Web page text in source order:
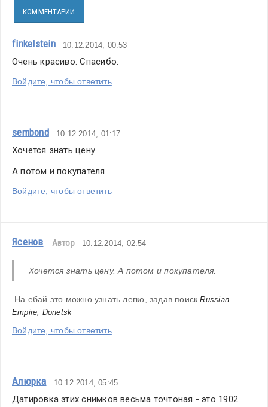
КОММЕНТАРИИ
finkelstein 10.12.2014, 00:53
Очень красиво. Спасибо.
Войдите, чтобы ответить
sembond 10.12.2014, 01:17
Хочется знать цену.
А потом и покупателя.
Войдите, чтобы ответить
Ясенов Автор 10.12.2014, 02:54
Хочется знать цену. А потом и покупателя.
На ебай это можно узнать легко, задав поиск Russian
Empire, Donetsk
Войдите, чтобы ответить
Алюрка 10.12.2014, 05:45
Датировка этих снимков весьма точтоная - это 1902